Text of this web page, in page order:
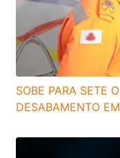
SOBE PARA SETE
DESABAMENTO